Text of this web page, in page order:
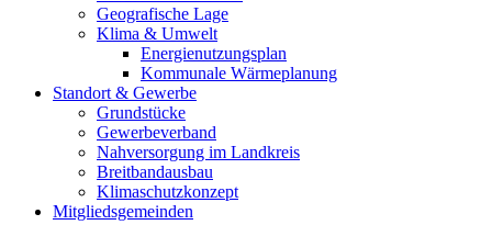
Geografische Lage
Klima & Umwelt
Energienutzungsplan
Kommunale Wärmeplanung
Standort & Gewerbe
Grundstücke
Gewerbeverband
Nahversorgung im Landkreis
Breitbandausbau
Klimaschutzkonzept
Mitgliedsgemeinden